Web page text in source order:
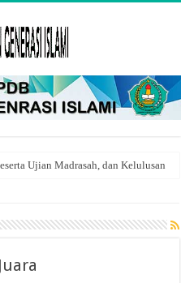
Ujian Madrasah, dan Kelulusan